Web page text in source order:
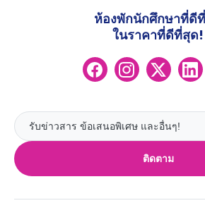
ติดตาม
ห้องพักนักศึกษาที่ดี
ในราคาที่ดีที่สุด!